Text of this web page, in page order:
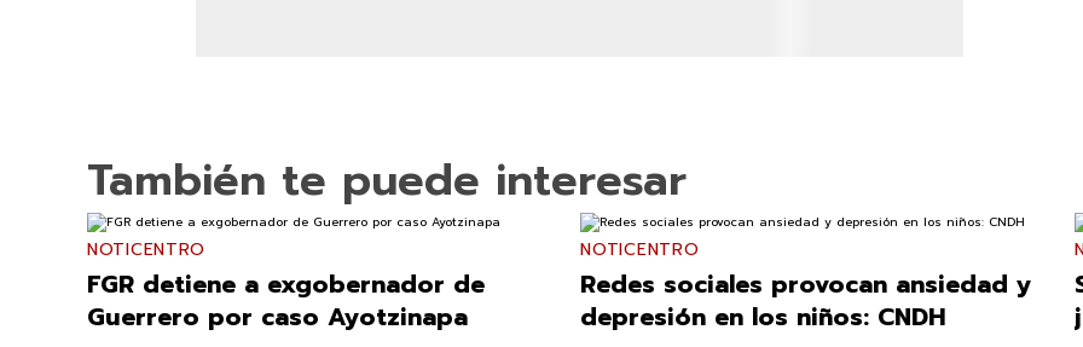
También te puede interesar
NOTICENTRO
FGR detiene a exgobernador de
Guerrero por caso Ayotzinapa
NOTICENTRO
Redes sociales provocan ansiedad y
depresión en los niños: CNDH